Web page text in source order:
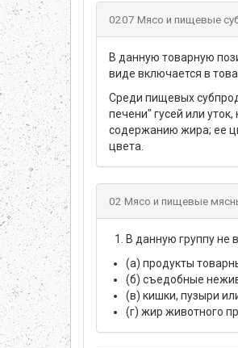
0207 Мясо и пищевые
В данную товарную
виде включается в
Среди пищевых
печени" гусей или
содержанию жира; ее
цвета.
02 Мясо и пищевые
В данную группу не
(а) продукты
(б) съедобные
(в) кишки, пузыри
(г) жир животного